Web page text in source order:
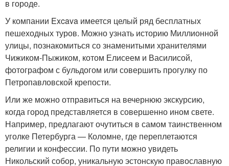
в городе.
У компании Excava имеется целый ряд бесплатных
пешеходных туров. Можно узнать историю Миллионной
улицы, познакомиться со знаменитыми хранителями
Чижиком-Пыжиком, котом Елисеем и Василисой,
фотографом с бульдогом или совершить прогулку по
Петропавловской крепости.
Или же можно отправиться на вечернюю экскурсию,
когда город представляется в совершенно ином свете.
Например, предлагают очутиться в самом таинственном
уголке Петербурга — Коломне, где переплетаются
религии и конфессии. По пути можно увидеть
Никольский собор, уникальную эстонскую православную